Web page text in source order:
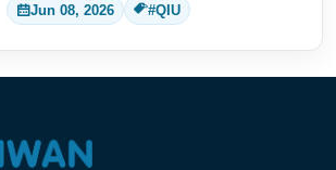
Jun 08, 2026 #QIU